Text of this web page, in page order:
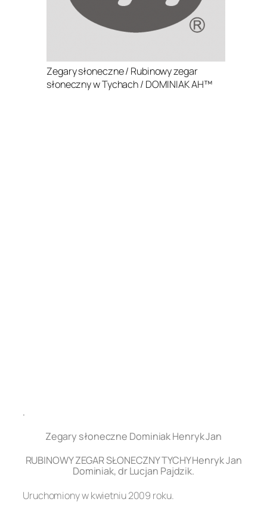
Zegary słoneczne / Rubinowy zegar
słoneczny w Tychach / DOMINIAK AH™
.
Zegary słoneczne Dominiak Henryk Jan
RUBINOWY ZEGAR SŁONECZNY TYCHY Henryk Jan
Dominiak, dr Lucjan Pajdzik.
Uruchomiony w kwietniu 2009 roku.